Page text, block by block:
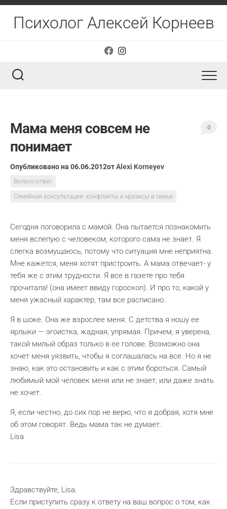
Перейти
содержанию
Психолог Алексей Корнеев
Мама меня совсем не
понимает
Опубликовано на 06.06.2012отAlexi Korneyev
Вопрос-ответ
Семейная консультация: конфликты и кризисы в семье
0
Сегодня поговорила с мамой. Она пытается познакомить
меня вслепую с человеком, которого сама не знает. Я
слегка возмущаюсь, потому что ситуация мне неприятна.
Мне кажется, меня хотят пристроить. А мама отвечает- у
тебя же с этим трудности. Я все в газете про тебя
прочитала! (она имеет ввиду гороскоп). И про то, какой у
меня ужасный характер, там все расписано.
Я в шоке. Она же взрослее меня. С детства я ношу ее
ярлыки — эгоистка, жадная, упрямая. Причем, я уверена,
такой милый образ только в ее голове. Возможно она
хочет меня уязвить, чтобы я соглашалась на все. Но я не
знаю, как это остановить и как с этим бороться. Самый
любимый мой человек меня или не знает, или даже знать
не хочет.
Я, если честно, до сих пор не верю, что я добрая, хотя мне
об этом говорят. Ведь мама так не думает.
Lisa
Здравствуйте, Lisa.
Если приступить сразу к ответу на ваш вопрос о том, как